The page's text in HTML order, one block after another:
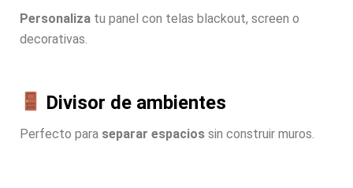
Personaliza tu panel con telas blackout, screen o
decorativas.
Divisor de ambientes
Perfecto para separar espacios sin construir muros.